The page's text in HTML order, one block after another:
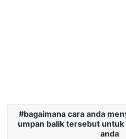
bagaimana cara anda
umpan balik tersebut
anda